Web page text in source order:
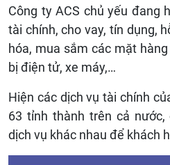
Công ty ACS chủ yếu đang
tài chính, cho vay, tín dụng,
hóa, mua sắm các mặt
bị điện tử, xe máy,…
Hiện các dịch vụ tài chính
63 tỉnh thành trên cả
dịch vụ khác nhau để khách